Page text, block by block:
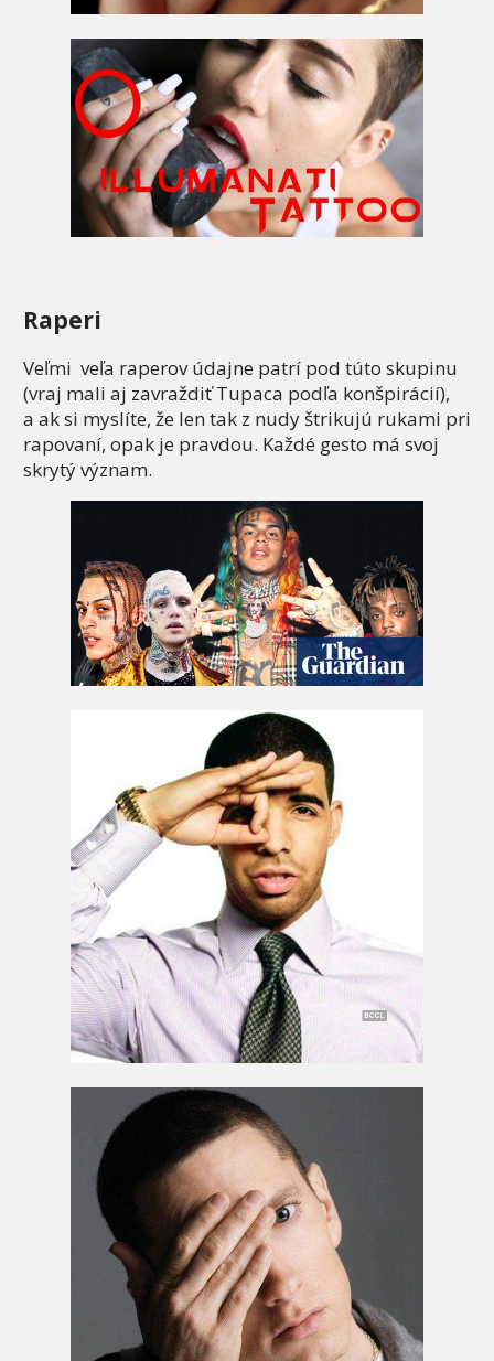
Raperi
Veľmi veľa raperov údajne patrí pod túto skupinu
(vraj mali aj zavraždiť Tupaca podľa konšpirácií),
a ak si myslíte, že len tak z nudy štrikujú rukami pri
rapovaní, opak je pravdou. Každé gesto má svoj
skrytý význam.